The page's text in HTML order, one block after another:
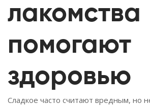
лакомства
помогают
здоровью
Сладкое часто считают вредным, но